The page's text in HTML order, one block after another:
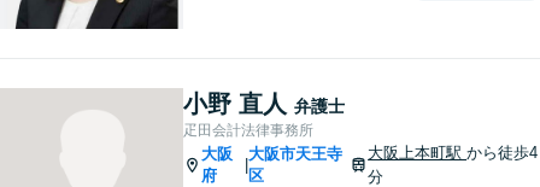
ください。
小野 直人 弁護士
疋田会計法律事務所
大阪
府
大阪市天王寺
区
大阪上本町駅から徒歩4
分